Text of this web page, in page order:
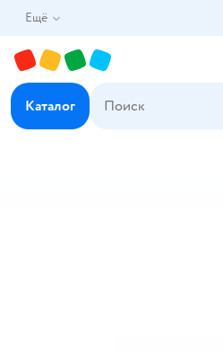
Ещё
Каталог